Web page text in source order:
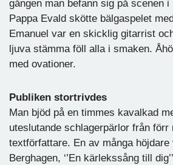
gången man befann sig på scenen
Pappa Evald skötte bälgaspelet
Emanuel var en skicklig gitarrist
ljuva stämma föll alla i smaken.
med ovationer.
Publiken stortrivdes
Man bjöd på en timmes kavalkad
uteslutande schlagerpärlor från förr
textförfattare. En av många
Berghagen, ‘’En kärlekssång till